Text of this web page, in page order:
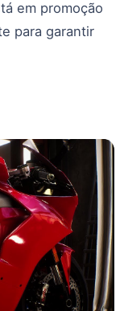
em promoção
para garantir